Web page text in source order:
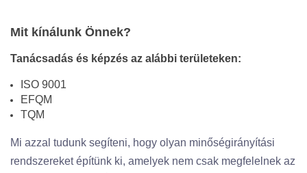
Mit kínálunk Önnek?
Tanácsadás és képzés az alábbi területeken:
ISO 9001
EFQM
TQM
Mi azzal tudunk segíteni, hogy olyan minőségirányítási
rendszereket építünk ki, amelyek nem csak megfelelnek az